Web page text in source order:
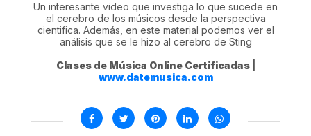
Un interesante video que investiga lo que sucede en
el cerebro de los músicos desde la perspectiva
cientifica. Además, en este material podemos ver el
análisis que se le hizo al cerebro de Sting
Clases de Música Online Certificadas |
www.datemusica.com